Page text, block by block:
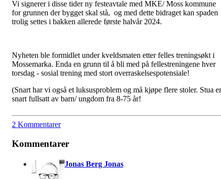
Vi signerer i disse tider ny festeavtale med MKE/ Moss kommune
for grunnen der bygget skal stå, og med dette bidraget kan spaden
trolig settes i bakken allerede første halvår 2024.
Nyheten ble formidlet under kveldsmaten etter felles treningsøkt i
Mossemarka. Enda en grunn til å bli med på fellestreningene hver
torsdag - sosial trening med stort overraskelsespotensiale!
(Snart har vi også et luksusproblem og må kjøpe flere stoler. Stua er
snart fullsatt av barn/ ungdom fra 8-75 år!
2 Kommentarer
Kommentarer
Jonas Berg Jonas